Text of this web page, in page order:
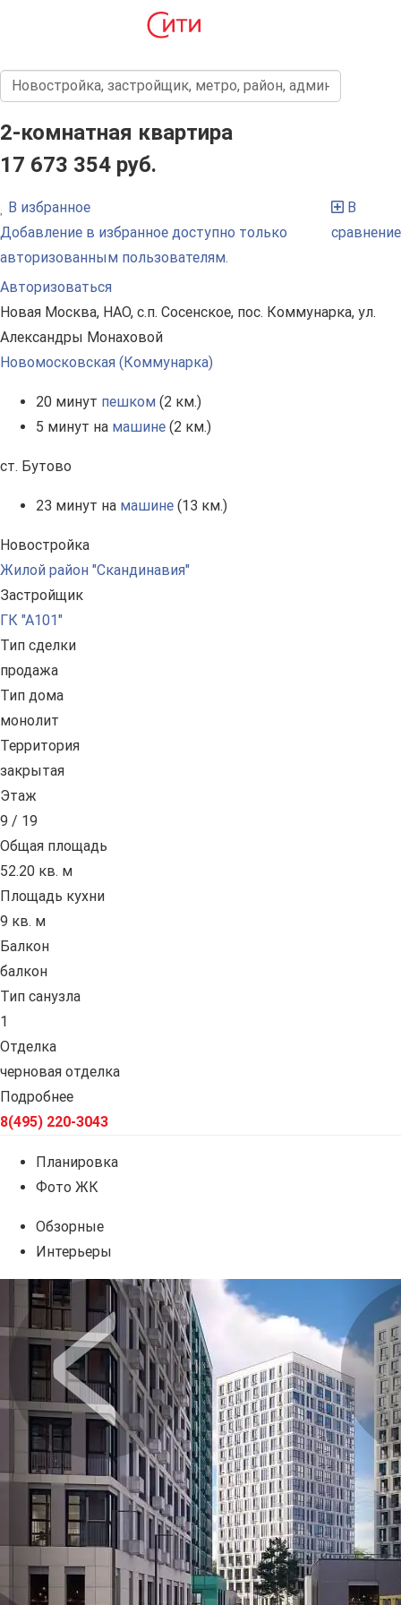
2-комнатная квартира
17 673 354 руб.
В избранное
Добавление в избранное доступно только
авторизованным пользователям.
Авторизоваться
В
сравнение
Новая Москва, НАО, с.п. Сосенское, пос. Коммунарка, ул.
Александры Монаховой
Новомосковская (Коммунарка)
20 минут пешком (2 км.)
5 минут на машине (2 км.)
ст. Бутово
23 минут на машине (13 км.)
Новостройка
Жилой район "Скандинавия"
Застройщик
ГК "А101"
Тип сделки
продажа
Тип дома
монолит
Территория
закрытая
Этаж
9 / 19
Общая площадь
52.20 кв. м
Площадь кухни
9 кв. м
Балкон
балкон
Тип санузла
1
Отделка
черновая отделка
Подробнее
8(495) 220-3043
Планировка
Фото ЖК
Обзорные
Интерьеры
Предыдущее